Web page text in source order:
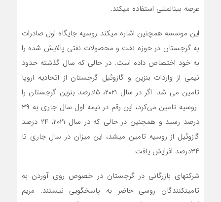
عرصه بین­المللی استفاده می­کند.
این موسسه همچنین اشاره می­کند روسیه جایگاه اول صادرات
به گرجستان در حوزه نفت و محصولات نفتی پالایش شده را
به خود اختصاص داده است. در حالی که سال گذشته حدود
نیمی از واردات بنزین و گازوئیل گرجستان از اتحادیه اروپا
تامین می شد. اگر در سال ۲۰۲۱، ۱۵درصد بنزین گرجستان را
روسیه تامین می‌کرد، این رقم در نیمه اول سال جاری به ۳۹
درصد رسید و همچنین در حالی که در سال ۲۰۲۱، ۲۴ درصد
گازوئیل از روسیه تامین می­شد، این میزان در سال جاری تا
۳۴درصد افزایش یافت.
شرکت­های بازرگانی در گرجستان در خصوص روی آوردن به
تامین­کنندگان روسی حاضر به پاسخگویی نیستند. مریم